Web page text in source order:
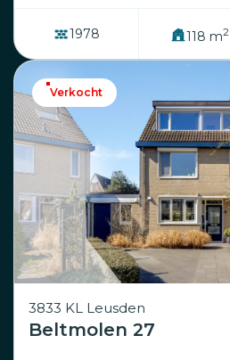
1978 118 m2
3833 KL Leusden
Beltmolen 27
Verkocht